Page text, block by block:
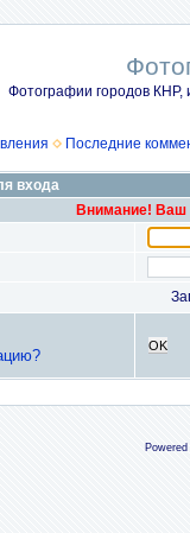
Фотографии городов КНР,
Последние
входа
Внимание! Ваш
OK